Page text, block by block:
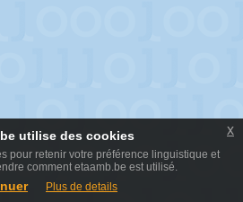
utilise des cookies
pour retenir votre préférence linguistique et
comment etaamb.be est utilisé.
Plus de details
x